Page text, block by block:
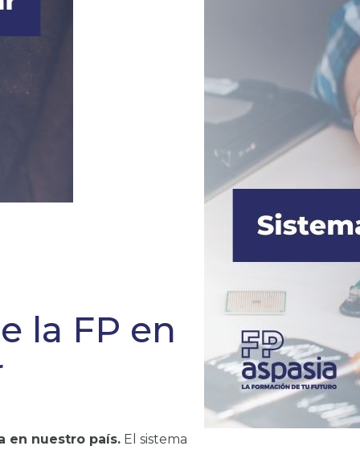
la FP en
en nuestro país. El sistema